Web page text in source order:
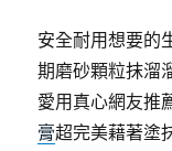
安全耐用想要的
期磨砂顆粒抹溜
愛用真心網友推
膏超完美藉著塗